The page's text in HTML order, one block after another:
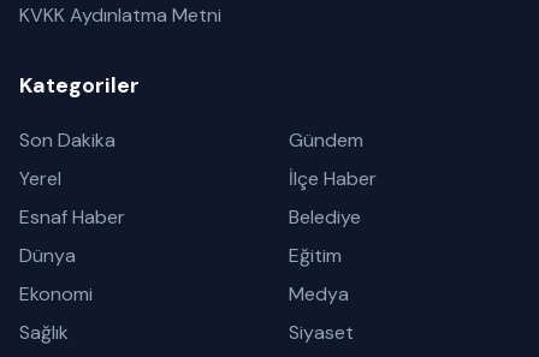
KVKK Aydınlatma Metni
Kategoriler
Son Dakika
Gündem
Yerel
İlçe Haber
Esnaf Haber
Belediye
Dünya
Eğitim
Ekonomi
Medya
Sağlık
Siyaset